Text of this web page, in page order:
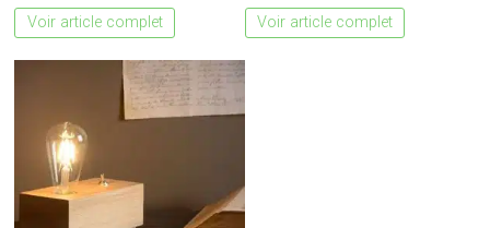
Voir article complet Voir article complet